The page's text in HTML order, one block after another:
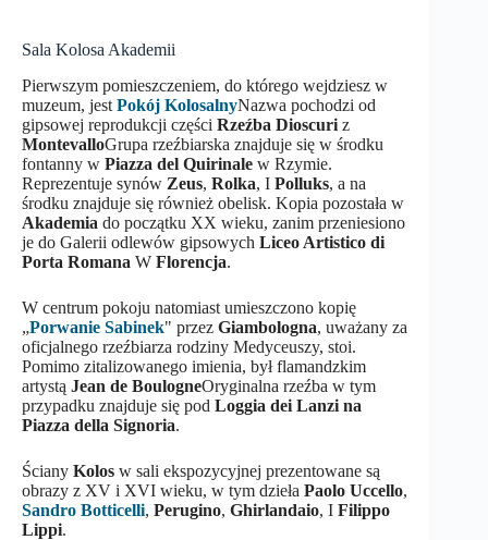
Sala Kolosa Akademii
Pierwszym pomieszczeniem, do którego wejdziesz w
muzeum, jest Pokój KolosalnyNazwa pochodzi od
gipsowej reprodukcji części Rzeźba Dioscuri z
MontevalloGrupa rzeźbiarska znajduje się w środku
fontanny w Piazza del Quirinale w Rzymie.
Reprezentuje synów Zeus, Rolka, I Polluks, a na
środku znajduje się również obelisk. Kopia pozostała w
Akademia do początku XX wieku, zanim przeniesiono
je do Galerii odlewów gipsowych Liceo Artistico di
Porta Romana W Florencja.
W centrum pokoju natomiast umieszczono kopię
„Porwanie Sabinek" przez Giambologna, uważany za
oficjalnego rzeźbiarza rodziny Medyceuszy, stoi.
Pomimo zitalizowanego imienia, był flamandzkim
artystą Jean de BoulogneOryginalna rzeźba w tym
przypadku znajduje się pod Loggia dei Lanzi na
Piazza della Signoria.
Ściany Kolos w sali ekspozycyjnej prezentowane są
obrazy z XV i XVI wieku, w tym dzieła Paolo Uccello,
Sandro Botticelli, Perugino, Ghirlandaio, I Filippo
Lippi.